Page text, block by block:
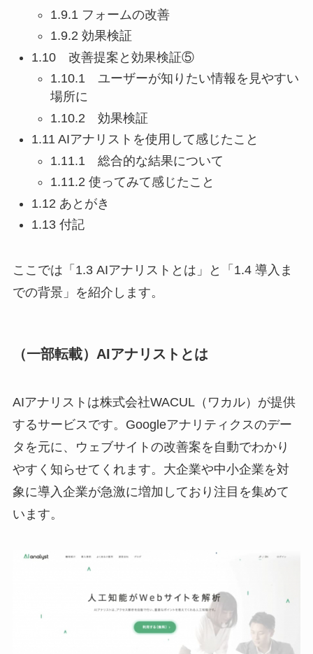
1.9.1 フォームの改善
1.9.2 効果検証
1.10 改善提案と効果検証⑤
1.10.1 ユーザーが知りたい情報を見やすい
場所に
1.10.2 効果検証
1.11 AIアナリストを使用して感じたこと
1.11.1 総合的な結果について
1.11.2 使ってみて感じたこと
1.12 あとがき
1.13 付記
ここでは「1.3 AIアナリストとは」と「1.4 導入ま
での背景」を紹介します。
（一部転載）AIアナリストとは
AIアナリストは株式会社WACUL（ワカル）が提供
するサービスです。Googleアナリティクスのデー
タを元に、ウェブサイトの改善案を自動でわかり
やすく知らせてくれます。大企業や中小企業を対
象に導入企業が急激に増加しており注目を集めて
います。